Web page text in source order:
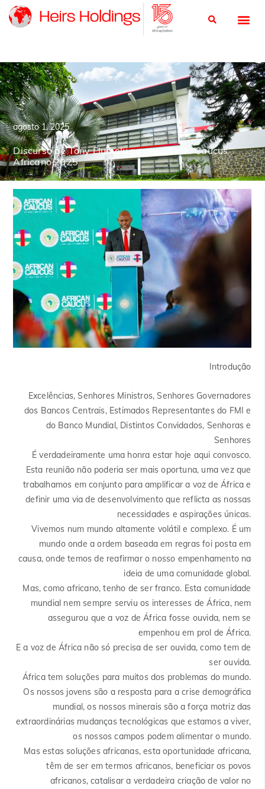
agosto 1, 2025
Discurso de Tony Elumelu na reunião do Caucus
Africano 2025
Introdução
Excelências, Senhores Ministros, Senhores Governadores
dos Bancos Centrais, Estimados Representantes do FMI e
do Banco Mundial, Distintos Convidados, Senhoras e
Senhores
É verdadeiramente uma honra estar hoje aqui convosco.
Esta reunião não poderia ser mais oportuna, uma vez que
trabalhamos em conjunto para amplificar a voz de África e
definir uma via de desenvolvimento que reflicta as nossas
necessidades e aspirações únicas.
Vivemos num mundo altamente volátil e complexo. É um
mundo onde a ordem baseada em regras foi posta em
causa, onde temos de reafirmar o nosso empenhamento na
ideia de uma comunidade global.
Mas, como africano, tenho de ser franco. Esta comunidade
mundial nem sempre serviu os interesses de África, nem
assegurou que a voz de África fosse ouvida, nem se
empenhou em prol de África.
E a voz de África não só precisa de ser ouvida, como tem de
ser ouvida.
África tem soluções para muitos dos problemas do mundo.
Os nossos jovens são a resposta para a crise demográfica
mundial, os nossos minerais são a força motriz das
extraordinárias mudanças tecnológicas que estamos a viver,
os nossos campos podem alimentar o mundo.
Mas estas soluções africanas, esta oportunidade africana,
têm de ser em termos africanos, beneficiar os povos
africanos, catalisar a verdadeira criação de valor no